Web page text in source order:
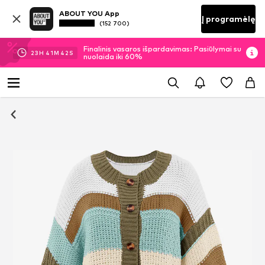
ABOUT YOU App
(152 700) Į programėlę
23H 41M 42 S
Finalinis vasaros išpardavimas: Pasiūlymai su
nuolaida iki 60%